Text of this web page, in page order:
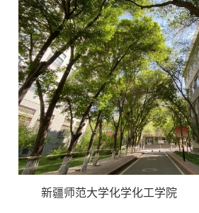
新疆师范大学化学化工学院